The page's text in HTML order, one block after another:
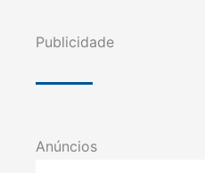
Publicidade
Anúncios